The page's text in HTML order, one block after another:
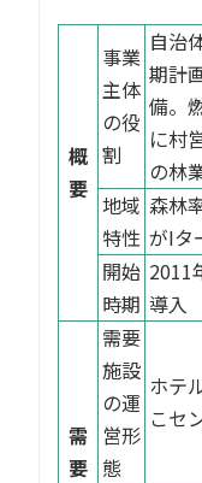
概
要
事業
主体
の役
割
自治
期計
備。
に村
の林
地域
特性
森林
がIタ
開始
時期
2011
導入
需
要
需要
施設
の運
営形
態
ホテ
こセ